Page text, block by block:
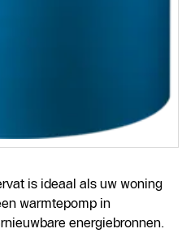
is ideaal als uw woning
warmtepomp in
energiebronnen.